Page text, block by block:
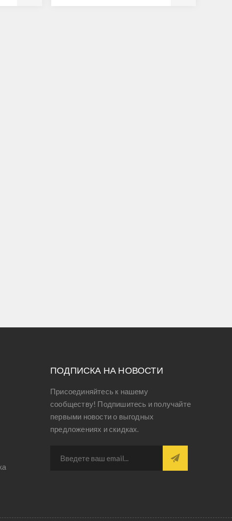
ПОДПИСКА НА НОВОСТИ
Присоединяйтесь к нашему
сообществу! Подпишитесь и получайте
первыми новости о выгодных
предложениях и скидках.